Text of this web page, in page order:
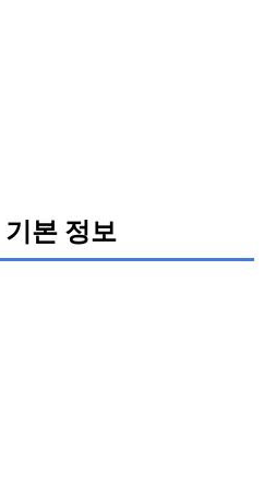
본 정보